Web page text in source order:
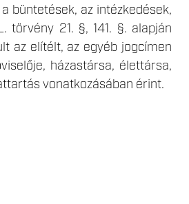
büntetések, az intézkedések,
törvény 21. §, 141. §. alapján
az elítélt, az egyéb jogcímen
házastársa, élettársa,
vonatkozásában érint.